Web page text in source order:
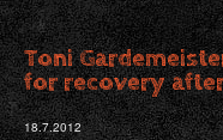
Toni
for recovery
18.7.2012